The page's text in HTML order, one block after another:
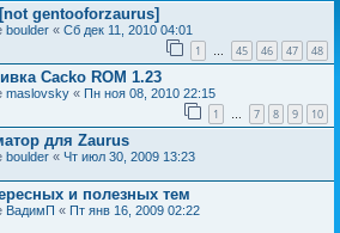
gentooforzaurus]
boulder « Сб дек 11, 2010 04:01
1 … 45 46 47 48
Cacko ROM 1.23
maslovsky « Пн ноя 08, 2010 22:15
1 … 7 8 9 10
для Zaurus
boulder « Чт июл 30, 2009 13:23
и полезных тем
ВадимП « Пт янв 16, 2009 02:22